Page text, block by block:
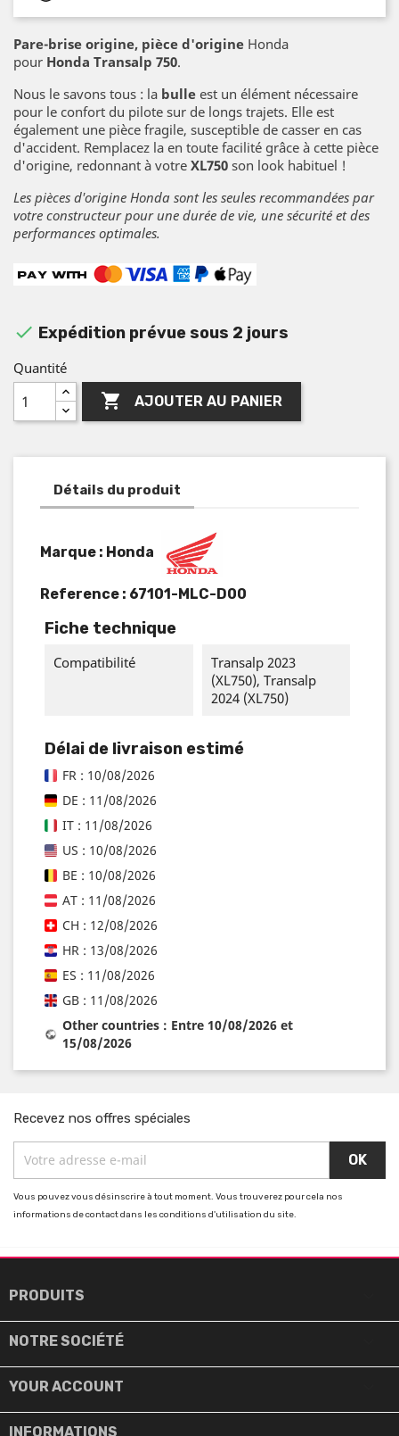
Pare-brise origine, pièce d'origine Honda
pour Honda Transalp 750.
Nous le savons tous : la bulle est un élément nécessaire
pour le confort du pilote sur de longs trajets. Elle est
également une pièce fragile, susceptible de casser en cas
d'accident. Remplacez la en toute facilité grâce à cette pièce
d'origine, redonnant à votre XL750 son look habituel !
Les pièces d'origine Honda sont les seules recommandées par
votre constructeur pour une durée de vie, une sécurité et des
performances optimales.
 Expédition prévue sous 2 jours
Quantité
 AJOUTER AU PANIER
Détails du produit
Marque : Honda
Reference : 67101-MLC-D00
Fiche technique
Compatibilité
Transalp 2023
(XL750), Transalp
2024 (XL750)
Délai de livraison estimé
FR : 10/08/2026
DE : 11/08/2026
IT : 11/08/2026
US : 10/08/2026
BE : 10/08/2026
AT : 11/08/2026
CH : 12/08/2026
HR : 13/08/2026
ES : 11/08/2026
GB : 11/08/2026
Other countries : Entre 10/08/2026 et
15/08/2026
Recevez nos offres spéciales
Vous pouvez vous désinscrire à tout moment. Vous trouverez pour cela nos
informations de contact dans les conditions d'utilisation du site.
PRODUITS
NOTRE SOCIÉTÉ
YOUR ACCOUNT
INFORMATIONS